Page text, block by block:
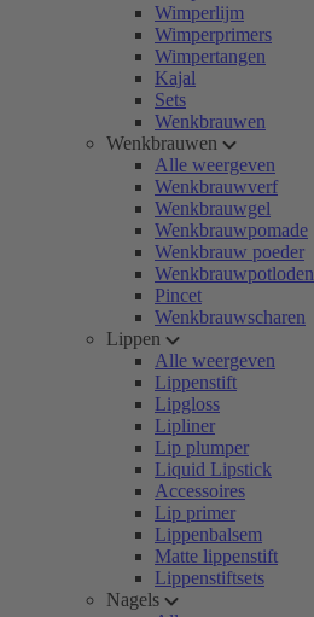
Wimperlijm
Wimperprimers
Wimpertangen
Kajal
Sets
Wenkbrauwen
Wenkbrauwen
Alle weergeven
Wenkbrauwverf
Wenkbrauwgel
Wenkbrauwpomade
Wenkbrauw poeder
Wenkbrauwpotloden
Pincet
Wenkbrauwscharen
Lippen
Alle weergeven
Lippenstift
Lipgloss
Lipliner
Lip plumper
Liquid Lipstick
Accessoires
Lip primer
Lippenbalsem
Matte lippenstift
Lippenstiftsets
Nagels